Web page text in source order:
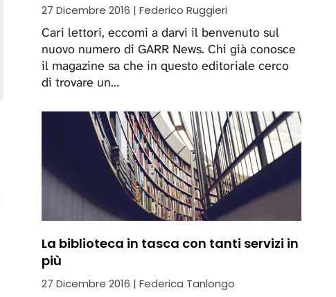
27 Dicembre 2016 | Federico Ruggieri
Cari lettori, eccomi a darvi il benvenuto sul
nuovo numero di GARR News. Chi già conosce
il magazine sa che in questo editoriale cerco
di trovare un…
La biblioteca in tasca con tanti servizi in
più
27 Dicembre 2016 | Federica Tanlongo